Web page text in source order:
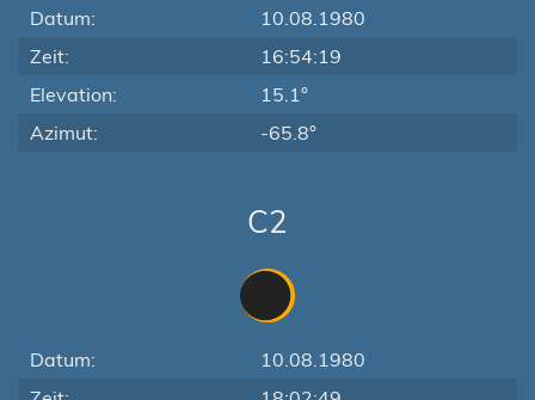
Datum:
10.08.1980
Zeit:
16:54:19
Elevation:
15.1°
Azimut:
-65.8°
C2
Datum:
10.08.1980